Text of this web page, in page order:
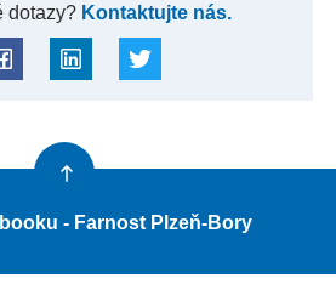
dotazy?Kontaktujte nás.
- Farnost Plzeň-Bory